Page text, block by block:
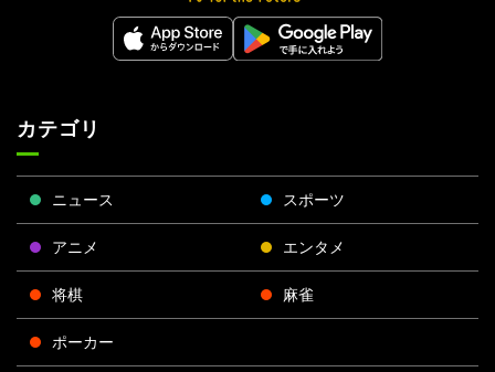
カテゴリ
ニュース スポーツ
アニメ エンタメ
将棋 麻雀
ポーカー